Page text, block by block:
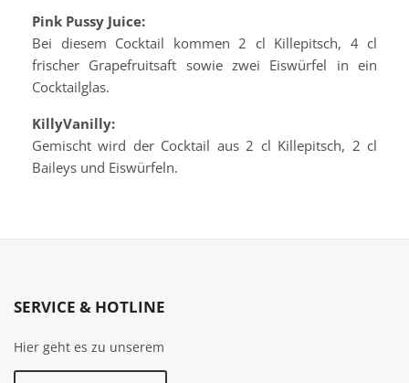
Pink Pussy Juice:
Bei diesem Cocktail kommen 2 cl Killepitsch, 4 cl
frischer Grapefruitsaft sowie zwei Eiswürfel in ein
Cocktailglas.
KillyVanilly:
Gemischt wird der Cocktail aus 2 cl Killepitsch, 2 cl
Baileys und Eiswürfeln.
SERVICE & HOTLINE
Hier geht es zu unserem